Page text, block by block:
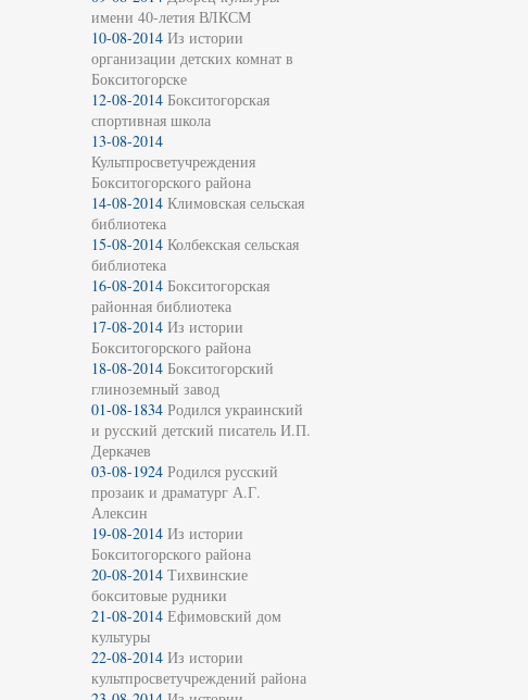
имени 40-летия ВЛКСМ
10-08-2014 Из истории
организации детских комнат в
Бокситогорске
12-08-2014 Бокситогорская
спортивная школа
13-08-2014
Культпросветучреждения
Бокситогорского района
14-08-2014 Климовская сельская
библиотека
15-08-2014 Колбекская сельская
библиотека
16-08-2014 Бокситогорская
районная библиотека
17-08-2014 Из истории
Бокситогорского района
18-08-2014 Бокситогорский
глиноземный завод
01-08-1834 Родился украинский
и русский детский писатель И.П.
Деркачев
03-08-1924 Родился русский
прозаик и драматург А.Г.
Алексин
19-08-2014 Из истории
Бокситогорского района
20-08-2014 Тихвинские
бокситовые рудники
21-08-2014 Ефимовский дом
культуры
22-08-2014 Из истории
культпросветучреждений района